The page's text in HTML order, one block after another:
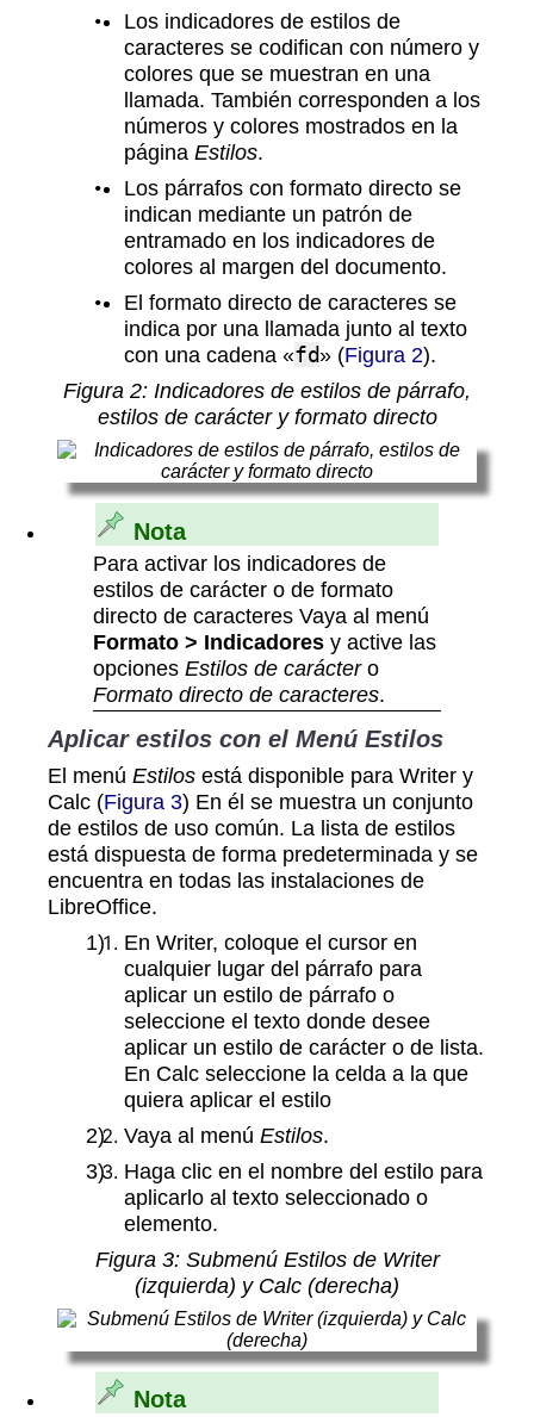
Los indicadores de estilos de
caracteres se codifican con número y
colores que se muestran en una
llamada. También corresponden a los
números y colores mostrados en la
páginaEstilos.
Los párrafos con formato directo se
indican mediante un patrón de
entramado en los indicadores de
colores al margen del documento.
El formato directo de caracteres se
indica por una llamada junto al texto
con una cadena «fd» (Figura 2).
Figura 2: Indicadores de estilos de párrafo,
estilos de carácter y formato directo
Nota
Para activar los indicadores de
estilos de carácter o de formato
directo de caracteres Vaya al menú
Formato > Indicadoresy active las
opciones Estilos de caráctero
Formato directo de caracteres.
Aplicar estilos con el Menú Estilos
El menú Estilos está disponible para Writer y
Calc (Figura 3) En él se muestra un conjunto
de estilos de uso común. La lista de estilos
está dispuesta de forma predeterminada y se
encuentra en todas las instalaciones de
LibreOffice.
En Writer, coloque el cursor en
cualquier lugar del párrafo para
aplicar un estilo de párrafo o
seleccione el texto donde desee
aplicar un estilo de carácter o de lista.
En Calc seleccione la celda a la que
quiera aplicar el estilo
Vaya al menú Estilos.
Haga clic en el nombre del estilo para
aplicarlo al texto seleccionado o
elemento.
Figura 3: Submenú Estilos de Writer
(izquierda) y Calc (derecha)
Nota